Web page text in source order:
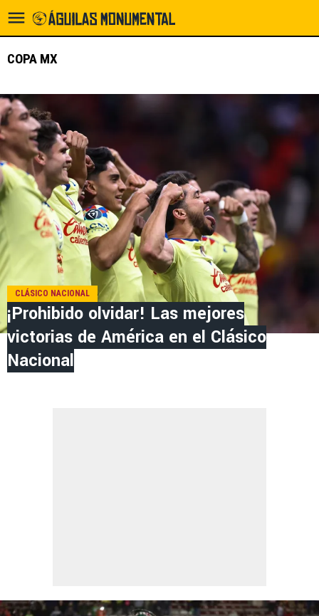
COPA MX
CLÁSICO NACIONAL
¡Prohibido olvidar! Las mejores
victorias de América en el Clásico
Nacional